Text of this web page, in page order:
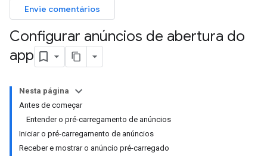
Envie comentários
Configurar anúncios de abertura do
app
Nesta página
Antes de começar
Entender o pré-carregamento de anúncios
Iniciar o pré-carregamento de anúncios
Receber e mostrar o anúncio pré-carregado